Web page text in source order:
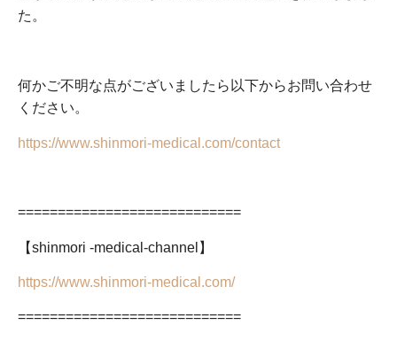
た。
何かご不明な点がございましたら以下からお問い合わせ
ください。
https://www.shinmori-medical.com/contact
============================
【shinmori -medical-channel】
https://www.shinmori-medical.com/
============================